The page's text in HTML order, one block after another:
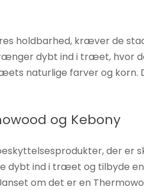
holdbarhed, kræver de
dybt ind i træet, hvor
naturlige farver og
og Kebony
der er
dybt ind i træet og tilbyde
om det er en